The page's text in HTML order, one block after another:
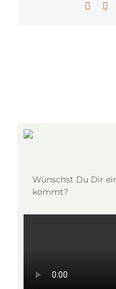
Wünschst Du Dir
kommt?